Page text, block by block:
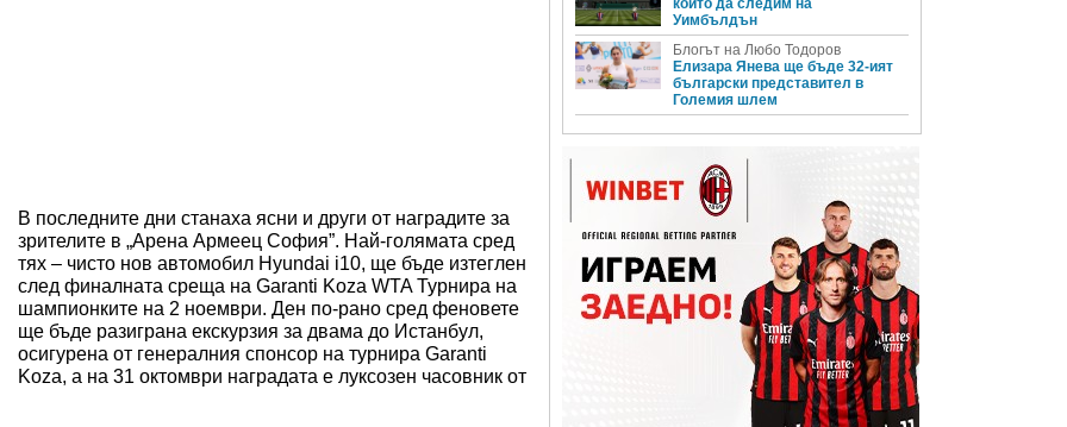
В последните дни станаха ясни и други от наградите за
зрителите в „Арена Армеец София”. Най-голямата сред
тях – чисто нов автомобил Hyundai i10, ще бъде изтеглен
след финалната среща на Garanti Koza WTA Турнира на
шампионките на 2 ноември. Ден по-рано сред феновете
ще бъде разиграна екскурзия за двама до Истанбул,
осигурена от генералния спонсор на турнира Garanti
Koza, а на 31 октомври наградата е луксозен часовник от
които да следим на
Уимбълдън
Блогът на Любо Тодоров
Елизара Янева ще бъде 32-ият
български представител в
Големия шлем